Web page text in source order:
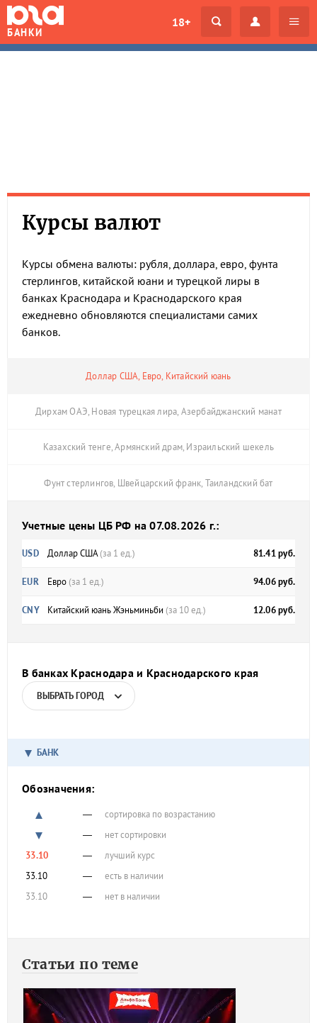
БАНКИ
18+
Курсы валют
Курсы обмена валюты: рубля, доллара, евро, фунта
стерлингов, китайской юани и турецкой лиры в
банках Краснодара и Краснодарского края
ежедневно обновляются специалистами самих
банков.
Доллар США, Евро, Китайский юань
Дирхам ОАЭ, Новая турецкая лира, Азербайджанский манат
Казахский тенге, Армянский драм, Израильский шекель
Фунт стерлингов, Швейцарский франк, Таиландский бат
Учетные цены ЦБ РФ на 07.08.2026 г.:
USD Доллар США(за 1 ед.) 81.41 руб.
EUR Евро (за 1 ед.) 94.06 руб.
CNY Китайский юань Жэньминьби (за 10 ед.) 12.06 руб.
В банках Краснодара и Краснодарского края
ВЫБРАТЬ ГОРОД
БАНК
Обозначения:
—
сортировка по возрастанию
—
нет сортировки
33.10
—
лучший курс
33.10
—
есть в наличии
33.10
— нет в наличии
Статьи по теме